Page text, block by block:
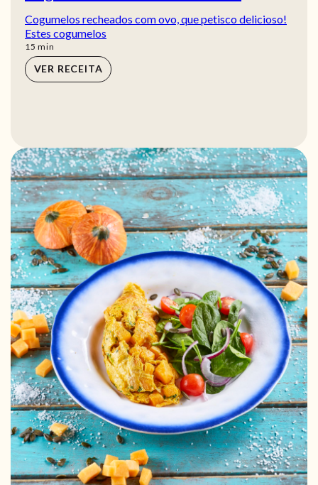
Cogumelos recheados com ovo, que petisco delicioso!
Estes cogumelos
15 min
min
VER RECEITA